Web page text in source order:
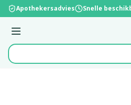
Ga naar de inhoud
Apothekersadvies Snelle
Menu
Product, merk, categorie...